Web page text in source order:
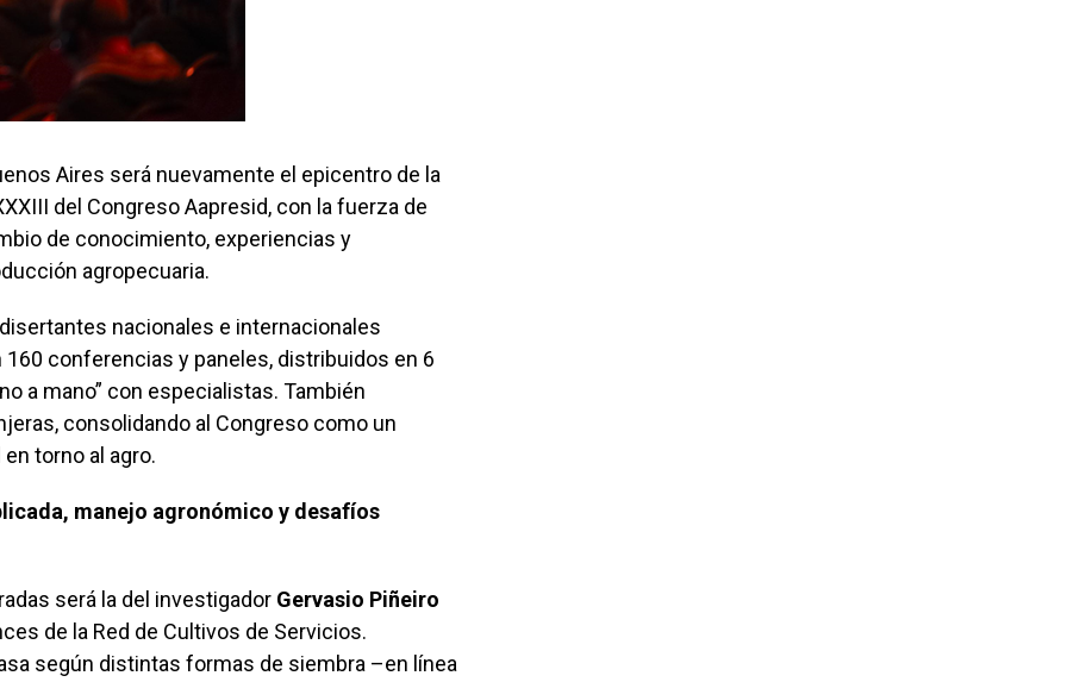
Aires será nuevamente el epicentro de la
del Congreso Aapresid, con la fuerza de
de conocimiento, experiencias y
agropecuaria.
nacionales e internacionales
conferencias y paneles, distribuidos en 6
a mano” con especialistas. También
consolidando al Congreso como un
torno al agro.
manejo agronómico y desafíos
será la del investigador Gervasio Piñeiro
de la Red de Cultivos de Servicios.
según distintas formas de siembra –en línea